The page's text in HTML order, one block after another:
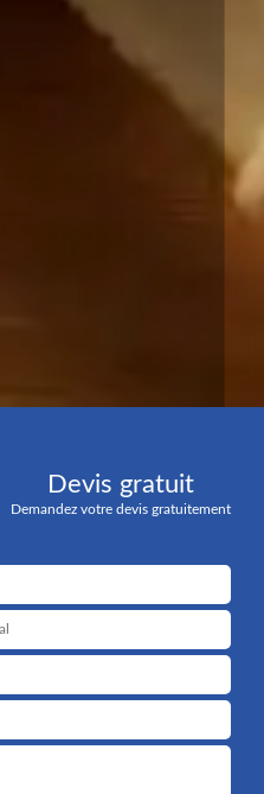
Devis gratuit
Demandez votre devis gratuitement